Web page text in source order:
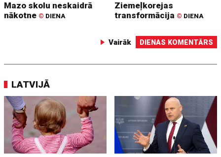
Mazo skolu neskaidrā
nākotne © DIENA
Ziemeļkorejas
transformācija © DIENA
Vairāk DIENAS KOMENTĀRS
LATVIJĀ